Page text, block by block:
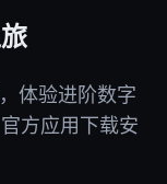
体验进阶数字
方应用下载安